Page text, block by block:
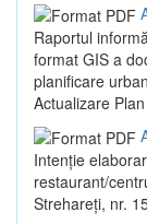
Raportul
format GIS a
planificare
Actualizare
Intenție
restaurant/
Strehareți, nr.